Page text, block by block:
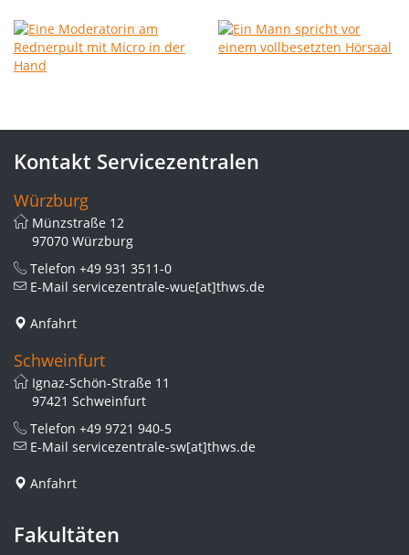
Kontakt Servicezentralen
Würzburg
Münzstraße 12
97070 Würzburg
Telefon +49 931 3511-0
E-Mail servicezentrale-wue[at]thws.de
Anfahrt
Schweinfurt
Ignaz-Schön-Straße 11
97421 Schweinfurt
Telefon +49 9721 940-5
E-Mail servicezentrale-sw[at]thws.de
Anfahrt
Fakultäten